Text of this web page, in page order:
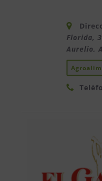
Florida,
Aurelio,